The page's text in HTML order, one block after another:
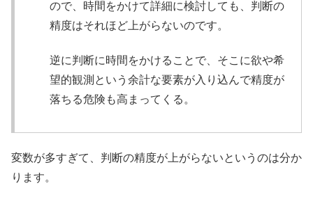
ので、時間をかけて詳細に検討しても、判断の
精度はそれほど上がらないのです。
逆に判断に時間をかけることで、そこに欲や希
望的観測という余計な要素が入り込んで精度が
落ちる危険も高まってくる。
変数が多すぎて、判断の精度が上がらないというのは分か
ります。